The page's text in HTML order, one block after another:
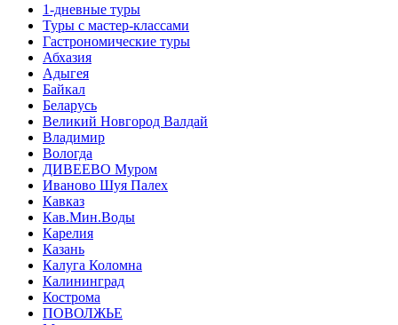
1-дневные туры
Туры с мастер-классами
Гастрономические туры
Абхазия
Адыгея
Байкал
Беларусь
Великий Новгород Валдай
Владимир
Вологда
ДИВЕЕВО Муром
Иваново Шуя Палех
Кавказ
Кав.Мин.Воды
Карелия
Казань
Калуга Коломна
Калининград
Кострома
ПОВОЛЖЬЕ